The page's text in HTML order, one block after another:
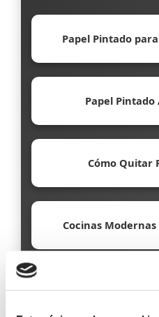
Papel Pintado
Papel
Cómo Quitar
Cocinas
Papel